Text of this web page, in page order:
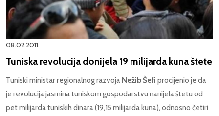
08.02.2011.
Tuniska revolucija donijela 19 milijarda kuna štete
Tuniski ministar regionalnog razvoja Nežib Šefi procijenio je da
je revolucija jasmina tuniskom gospodarstvu nanijela štetu od
pet milijarda tuniskih dinara (19,15 milijarda kuna), odnosno četiri